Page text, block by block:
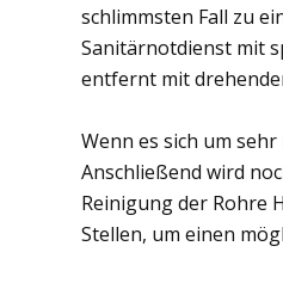
schlimmsten Fall zu
Sanitärnotdienst mit
entfernt mit
Wenn es sich um
Anschließend wird
Reinigung der Rohre
Stellen, um einen